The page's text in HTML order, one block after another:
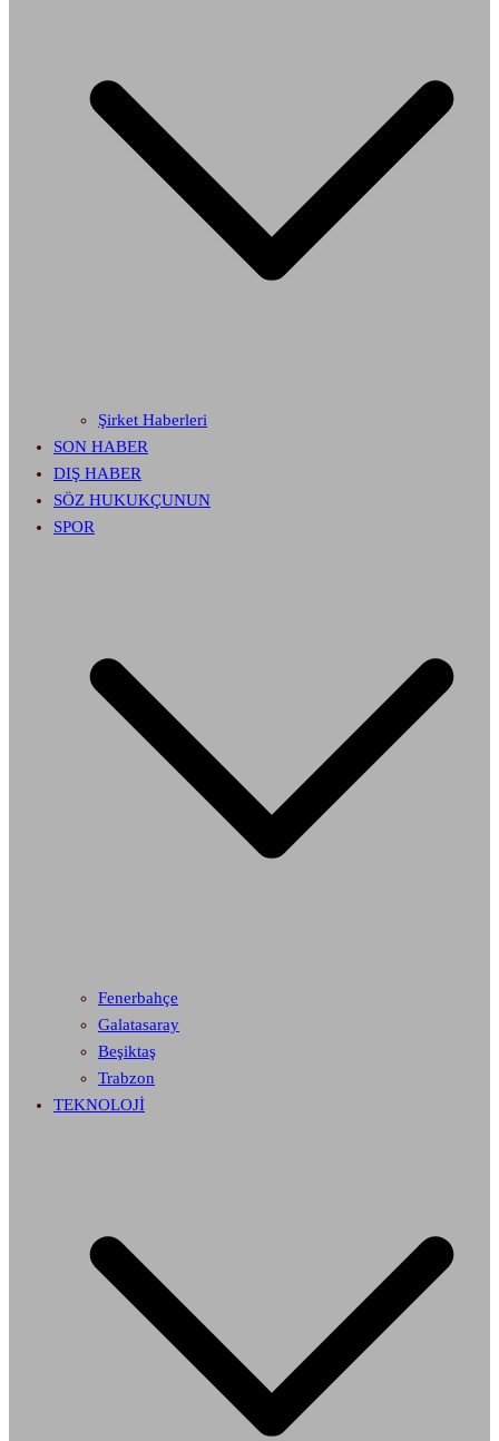
Şirket Haberleri
SON HABER
DIŞ HABER
SÖZ HUKUKÇUNUN
SPOR
Fenerbahçe
Galatasaray
Beşiktaş
Trabzon
TEKNOLOJİ